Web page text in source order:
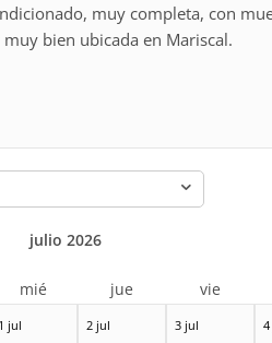
muy completa, con
bien ubicada en Mariscal.
1 jul 2 jul 3 jul
julio 2026
mié jue vie